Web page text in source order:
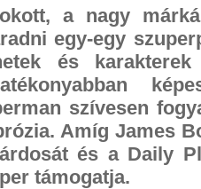
a nagy
egy-egy
és
szívesen
Amíg James
és a Daily
támogatja.